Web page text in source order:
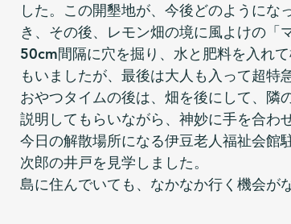
した。この開墾地が、今後どのように
き、その後、レモン畑の境に風よけの「
50cm間隔に穴を掘り、水と肥料を入れ
もいましたが、最後は大人も入って超特
おやつタイムの後は、畑を後にして、隣
説明してもらいながら、神妙に手を合わ
今日の解散場所になる伊豆老人福祉会館
次郎の井戸を見学しました。
島に住んでいても、なかなか行く機会が